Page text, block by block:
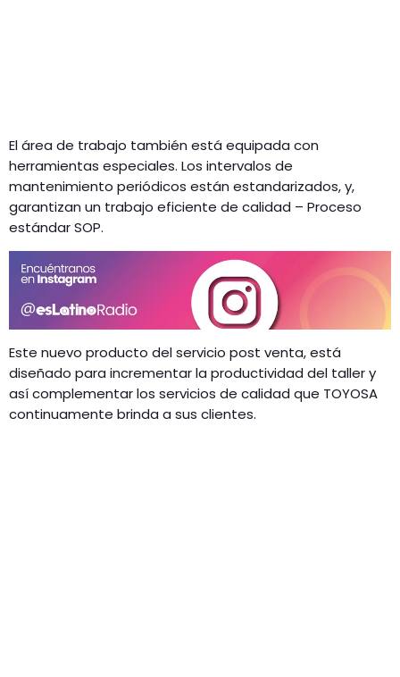
El área de trabajo también está equipada con
herramientas especiales. Los intervalos de
mantenimiento periódicos están estandarizados, y,
garantizan un trabajo eficiente de calidad – Proceso
estándar SOP.
Este nuevo producto del servicio post venta, está
diseñado para incrementar la productividad del taller y
así complementar los servicios de calidad que TOYOSA
continuamente brinda a sus clientes.